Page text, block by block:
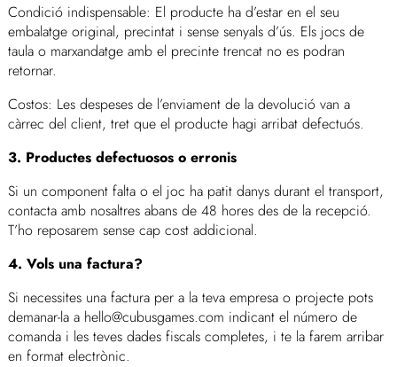
Condició indispensable: El producte ha d’estar en el seu
embalatge original, precintat i sense senyals d’ús. Els jocs de
taula o marxandatge amb el precinte trencat no es podran
retornar.
Costos: Les despeses de l’enviament de la devolució van a
càrrec del client, tret que el producte hagi arribat defectuós.
3. Productes defectuosos o erronis
Si un component falta o el joc ha patit danys durant el transport,
contacta amb nosaltres abans de 48 hores des de la recepció.
T’ho reposarem sense cap cost addicional.
4. Vols una factura?
Si necessites una factura per a la teva empresa o projecte pots
demanar-la a hello@cubusgames.com indicant el número de
comanda i les teves dades fiscals completes, i te la farem arribar
en format electrònic.